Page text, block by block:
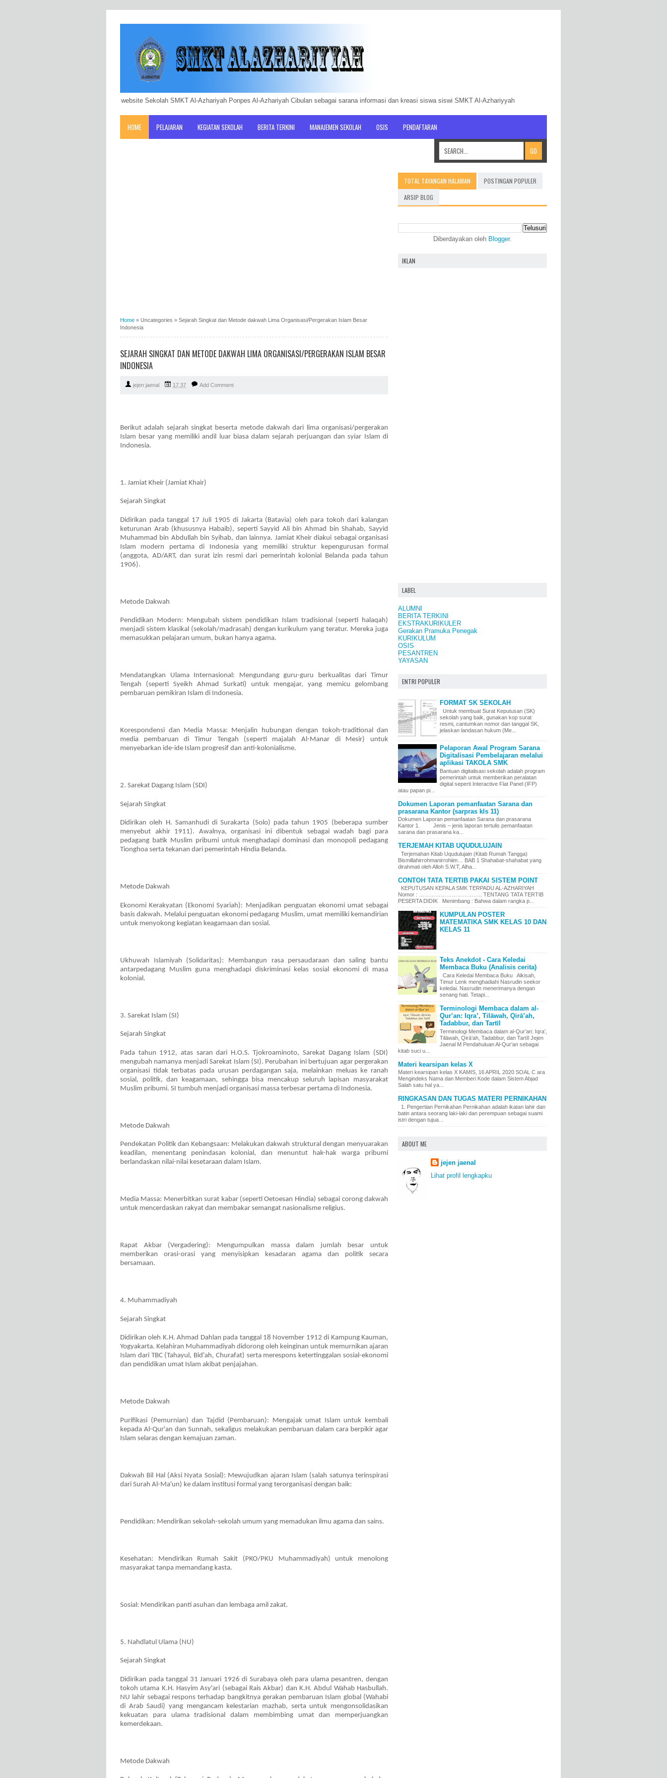
website Sekolah SMKT Al-Azhariyah Ponpes Al-Azhariyah Cibulan sebagai sarana informasi dan kreasi siswa siswi SMKT Al-Azhariyyah
HOME PELAJARAN KEGIATAN SEKOLAH BERITA TERKINI MANAJEMEN SEKOLAH OSIS PENDAFTARAN
Home » Uncategories » Sejarah Singkat dan Metode dakwah Lima Organisasi/Pergerakan Islam Besar
Indonesia
SEJARAH SINGKAT DAN METODE DAKWAH LIMA ORGANISASI/PERGERAKAN ISLAM BESAR
INDONESIA
jejen jaenal 17.37 Add Comment
Berikut adalah sejarah singkat beserta metode dakwah dari lima organisasi/pergerakan
Islam besar yang memiliki andil luar biasa dalam sejarah perjuangan dan syiar Islam di
Indonesia.
1. Jamiat Kheir (Jamiat Khair)
Sejarah Singkat
Didirikan pada tanggal 17 Juli 1905 di Jakarta (Batavia) oleh para tokoh dari kalangan
keturunan Arab (khususnya Habaib), seperti Sayyid Ali bin Ahmad bin Shahab, Sayyid
Muhammad bin Abdullah bin Syihab, dan lainnya. Jamiat Kheir diakui sebagai organisasi
Islam modern pertama di Indonesia yang memiliki struktur kepengurusan formal
(anggota, AD/ART, dan surat izin resmi dari pemerintah kolonial Belanda pada tahun
1906).
Metode Dakwah
Pendidikan Modern: Mengubah sistem pendidikan Islam tradisional (seperti halaqah)
menjadi sistem klasikal (sekolah/madrasah) dengan kurikulum yang teratur. Mereka juga
memasukkan pelajaran umum, bukan hanya agama.
Mendatangkan Ulama Internasional: Mengundang guru-guru berkualitas dari Timur
Tengah (seperti Syeikh Ahmad Surkati) untuk mengajar, yang memicu gelombang
pembaruan pemikiran Islam di Indonesia.
Korespondensi dan Media Massa: Menjalin hubungan dengan tokoh-traditional dan
media pembaruan di Timur Tengah (seperti majalah Al-Manar di Mesir) untuk
menyebarkan ide-ide Islam progresif dan anti-kolonialisme.
2. Sarekat Dagang Islam (SDI)
Sejarah Singkat
Didirikan oleh H. Samanhudi di Surakarta (Solo) pada tahun 1905 (beberapa sumber
menyebut akhir 1911). Awalnya, organisasi ini dibentuk sebagai wadah bagi para
pedagang batik Muslim pribumi untuk menghadapi dominasi dan monopoli pedagang
Tionghoa serta tekanan dari pemerintah Hindia Belanda.
Metode Dakwah
Ekonomi Kerakyatan (Ekonomi Syariah): Menjadikan penguatan ekonomi umat sebagai
basis dakwah. Melalui penguatan ekonomi pedagang Muslim, umat memiliki kemandirian
untuk menyokong kegiatan keagamaan dan sosial.
Ukhuwah Islamiyah (Solidaritas): Membangun rasa persaudaraan dan saling bantu
antarpedagang Muslim guna menghadapi diskriminasi kelas sosial ekonomi di masa
kolonial.
3. Sarekat Islam (SI)
Sejarah Singkat
Pada tahun 1912, atas saran dari H.O.S. Tjokroaminoto, Sarekat Dagang Islam (SDI)
mengubah namanya menjadi Sarekat Islam (SI). Perubahan ini bertujuan agar pergerakan
organisasi tidak terbatas pada urusan perdagangan saja, melainkan meluas ke ranah
sosial, politik, dan keagamaan, sehingga bisa mencakup seluruh lapisan masyarakat
Muslim pribumi. SI tumbuh menjadi organisasi massa terbesar pertama di Indonesia.
Metode Dakwah
Pendekatan Politik dan Kebangsaan: Melakukan dakwah struktural dengan menyuarakan
keadilan, menentang penindasan kolonial, dan menuntut hak-hak warga pribumi
berlandaskan nilai-nilai kesetaraan dalam Islam.
Media Massa: Menerbitkan surat kabar (seperti Oetoesan Hindia) sebagai corong dakwah
untuk mencerdaskan rakyat dan membakar semangat nasionalisme religius.
Rapat Akbar (Vergadering): Mengumpulkan massa dalam jumlah besar untuk
memberikan orasi-orasi yang menyisipkan kesadaran agama dan politik secara
bersamaan.
4. Muhammadiyah
Sejarah Singkat
Didirikan oleh K.H. Ahmad Dahlan pada tanggal 18 November 1912 di Kampung Kauman,
Yogyakarta. Kelahiran Muhammadiyah didorong oleh keinginan untuk memurnikan ajaran
Islam dari TBC (Tahayul, Bid'ah, Churafat) serta merespons ketertinggalan sosial-ekonomi
dan pendidikan umat Islam akibat penjajahan.
Metode Dakwah
Purifikasi (Pemurnian) dan Tajdid (Pembaruan): Mengajak umat Islam untuk kembali
kepada Al-Qur'an dan Sunnah, sekaligus melakukan pembaruan dalam cara berpikir agar
Islam selaras dengan kemajuan zaman.
Dakwah Bil Hal (Aksi Nyata Sosial): Mewujudkan ajaran Islam (salah satunya terinspirasi
dari Surah Al-Ma'un) ke dalam institusi formal yang terorganisasi dengan baik:
Pendidikan: Mendirikan sekolah-sekolah umum yang memadukan ilmu agama dan sains.
Kesehatan: Mendirikan Rumah Sakit (PKO/PKU Muhammadiyah) untuk menolong
masyarakat tanpa memandang kasta.
Sosial: Mendirikan panti asuhan dan lembaga amil zakat.
5. Nahdlatul Ulama (NU)
Sejarah Singkat
Didirikan pada tanggal 31 Januari 1926 di Surabaya oleh para ulama pesantren, dengan
tokoh utama K.H. Hasyim Asy'ari (sebagai Rais Akbar) dan K.H. Abdul Wahab Hasbullah.
NU lahir sebagai respons terhadap bangkitnya gerakan pembaruan Islam global (Wahabi
di Arab Saudi) yang mengancam kelestarian mazhab, serta untuk mengonsolidasikan
kekuatan para ulama tradisional dalam membimbing umat dan memperjuangkan
kemerdekaan.
Metode Dakwah
TOTAL TAYANGAN HALAMAN
POSTINGAN POPULER
ARSIP BLOG
Diberdayakan oleh Blogger.
IKLAN
LABEL
ALUMNI
BERITA TERKINI
EKSTRAKURIKULER
Gerakan Pramuka Penegak
KURIKULUM
OSIS
PESANTREN
YAYASAN
ENTRI POPULER
FORMAT SK SEKOLAH
Untuk membuat Surat Keputusan (SK)
sekolah yang baik, gunakan kop surat
resmi, cantumkan nomor dan tanggal SK,
jelaskan landasan hukum (Me...
Pelaporan Awal Program Sarana
Digitalisasi Pembelajaran melalui
aplikasi TAKOLA SMK
Bantuan digitalisasi sekolah adalah program
pemerintah untuk memberikan peralatan
digital seperti Interactive Flat Panel (IFP)
atau papan pi...
Dokumen Laporan pemanfaatan Sarana dan
prasarana Kantor (sarpras kls 11)
Dokumen Laporan pemanfaatan Sarana dan prasarana
Kantor 1. Jenis – jenis laporan tertulis pemanfaatan
sarana dan prasarana ka...
TERJEMAH KITAB UQUDULUJAIN
Terjemahan Kitab Uqudulujain (Kitab Rumah Tangga)
Bismillahirrohmanirrohiim… BAB 1 Shahabat-shahabat yang
dirahmati oleh Alloh S.W.T, Alha...
CONTOH TATA TERTIB PAKAI SISTEM POINT
KEPUTUSAN KEPALA SMK TERPADU AL-AZHARIYAH
Nomor : …………………………….. TENTANG TATA TERTIB
PESERTA DIDIK Menimbang : Bahwa dalam rangka p...
KUMPULAN POSTER
MATEMATIKA SMK KELAS 10 DAN
KELAS 11
Teks Anekdot - Cara Keledai
Membaca Buku (Analisis cerita)
Cara Keledai Membaca Buku Alkisah,
Timur Lenk menghadiahi Nasrudin seekor
keledai. Nasrudin menerimanya dengan
senang hati. Tetapi...
Terminologi Membaca dalam al-
Qur’an: Iqra’, Tilāwah, Qirā’ah,
Tadabbur, dan Tartīl
Terminologi Membaca dalam al-Qur’an: Iqra’,
Tilāwah, Qirā’ah, Tadabbur, dan Tartīl Jejen
Jaenal M Pendahuluan Al-Qur’an sebagai
kitab suci u...
Materi kearsipan kelas X
Materi kearsipan kelas X KAMIS, 16 APRIL 2020 SOAL C ara
Mengindeks Nama dan Memberi Kode dalam Sistem Abjad
Salah satu hal ya...
RINGKASAN DAN TUGAS MATERI PERNIKAHAN
1. Pengertian Pernikahan Pernikahan adalah ikatan lahir dan
batin antara seorang laki-laki dan perempuan sebagai suami
istri dengan tujua...
ABOUT ME
jejen jaenal
Lihat profil lengkapku